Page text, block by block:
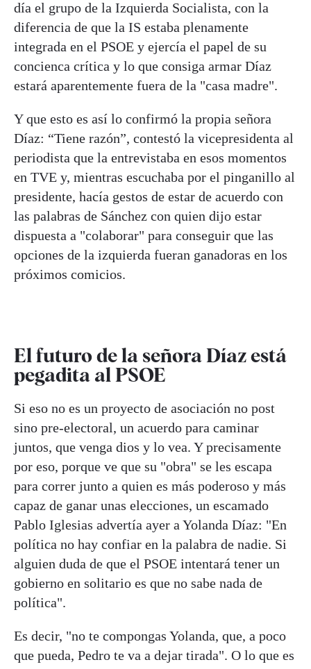
día el grupo de la Izquierda Socialista, con la
diferencia de que la IS estaba plenamente
integrada en el PSOE y ejercía el papel de su
concienca crítica y lo que consiga armar Díaz
estará aparentemente fuera de la "casa madre".
Y que esto es así lo confirmó la propia señora
Díaz: “Tiene razón”, contestó la vicepresidenta al
periodista que la entrevistaba en esos momentos
en TVE y, mientras escuchaba por el pinganillo al
presidente, hacía gestos de estar de acuerdo con
las palabras de Sánchez con quien dijo estar
dispuesta a "colaborar" para conseguir que las
opciones de la izquierda fueran ganadoras en los
próximos comicios.
El futuro de la señora Díaz está
pegadita al PSOE
Si eso no es un proyecto de asociación no post
sino pre-electoral, un acuerdo para caminar
juntos, que venga dios y lo vea. Y precisamente
por eso, porque ve que su "obra" se les escapa
para correr junto a quien es más poderoso y más
capaz de ganar unas elecciones, un escamado
Pablo Iglesias advertía ayer a Yolanda Díaz: "En
política no hay confiar en la palabra de nadie. Si
alguien duda de que el PSOE intentará tener un
gobierno en solitario es que no sabe nada de
política".
Es decir, "no te compongas Yolanda, que, a poco
que pueda, Pedro te va a dejar tirada". O lo que es